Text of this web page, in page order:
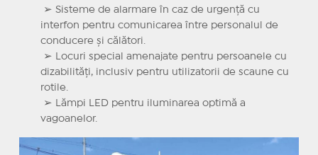
➢ Sisteme de alarmare în caz de urgență cu
interfon pentru comunicarea între personalul de
conducere și călători.
➢ Locuri special amenajate pentru persoanele cu
dizabilități, inclusiv pentru utilizatorii de scaune cu
rotile.
➢ Lămpi LED pentru iluminarea optimă a
vagoanelor.